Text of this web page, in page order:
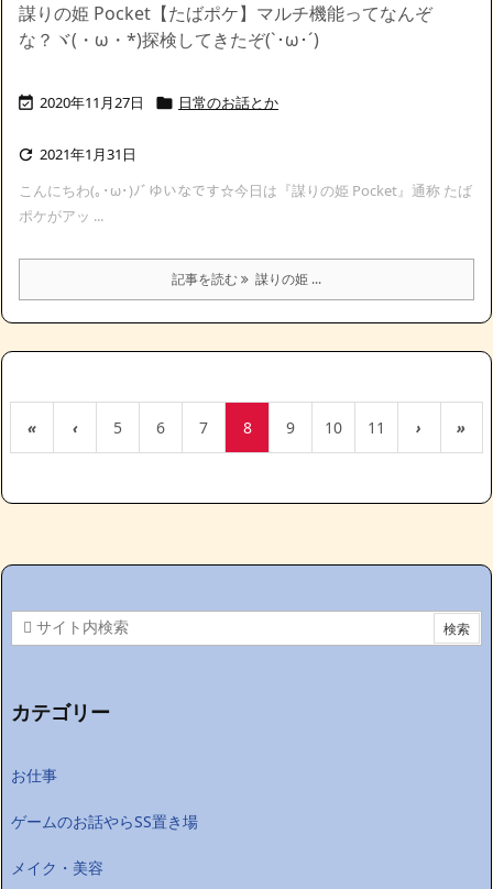
謀りの姫 Pocket【たばポケ】マルチ機能ってなんぞ
な？ヾ(・ω・*)探検してきたぞ(`･ω･´)ゞ
 2020年11月27日  日常のお話とか
 2021年1月31日
こんにちわ(｡･ω･)ﾉﾞゆいなです☆今日は『謀りの姫 Pocket』通称 たば
ポケがアッ ...
記事を読む 謀りの姫 ...
« ‹ 5 6 7 8 9 10 11 › »
カテゴリー
お仕事
ゲームのお話やらSS置き場
メイク・美容